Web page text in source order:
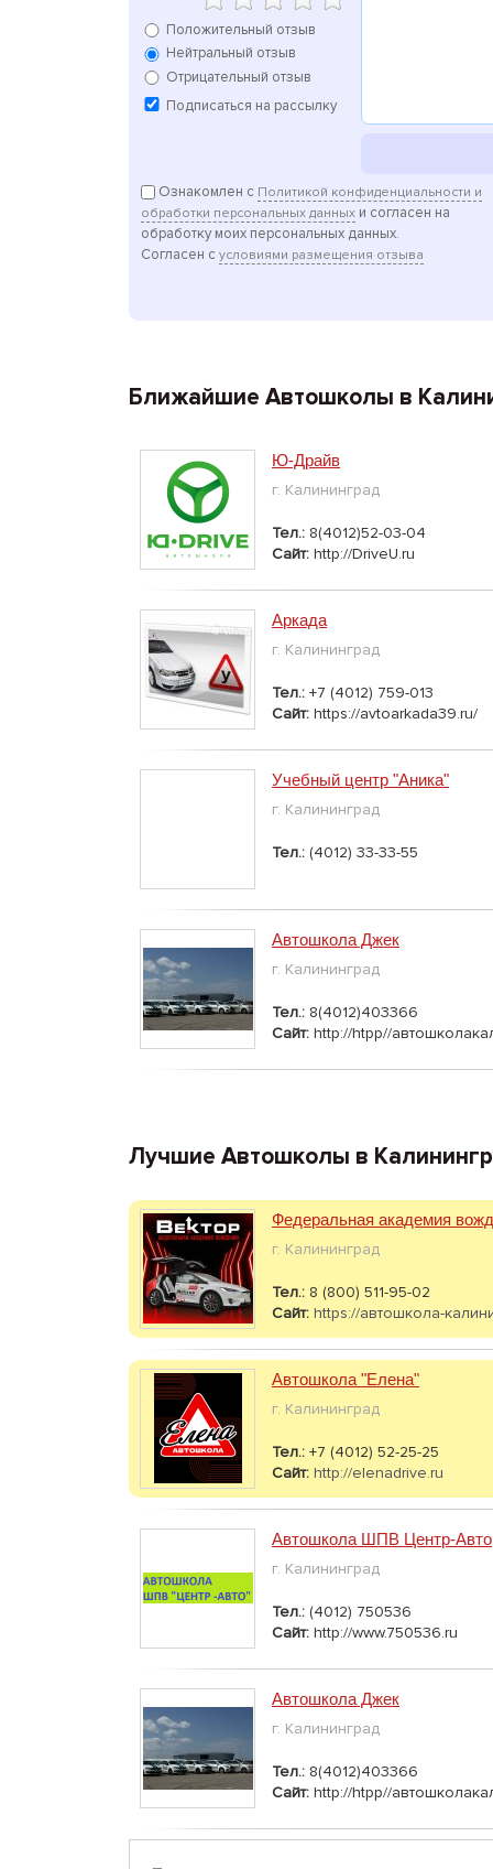
Положительный отзыв
Нейтральный отзыв
Отрицательный отзыв
Подписаться на рассылку
Ознакомлен с Политикой конфиденциальности и
обработки персональных данных и согласен на
обработку моих персональных данных.
Согласен с условиями размещения отзыва
Ближайшие Автошколы в
Ю-Драйв
г. Калининград
Тел.: 8(4012)52-03-04
Сайт: http://DriveU.ru
Аркада
г. Калининград
Тел.: +7 (4012) 759-013
Сайт: https://avtoarkada39.ru/
Учебный центр "Аника"
г. Калининград
Тел.: (4012) 33-33-55
Автошкола Джек
г. Калининград
Тел.: 8(4012)403366
Сайт: http://htpp//
Лучшие Автошколы в
Федеральная академия
г. Калининград
Тел.: 8 (800) 511-95-02
Сайт: https://автошкола-
Автошкола "Елена"
г. Калининград
Тел.: +7 (4012) 52-25-25
Сайт: http://elenadrive.ru
Автошкола ШПВ Центр-Авто
г. Калининград
Тел.: (4012) 750536
Сайт: http://www.750536.ru
Автошкола Джек
г. Калининград
Тел.: 8(4012)403366
Сайт: http://htpp//